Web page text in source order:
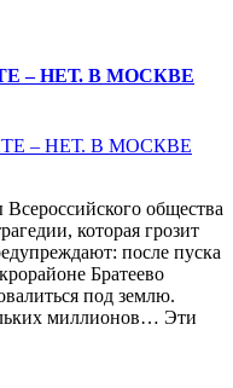
– НЕТ. В МОСКВЕ
общества
которая грозит
после пуска
Братеево
под землю.
миллионов… Эти